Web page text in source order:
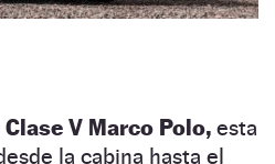
Clase V Marco Polo, esta
la cabina hasta el